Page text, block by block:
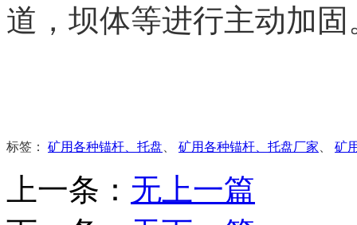
道，坝体等进行主动加固
标签： 矿用各种锚杆、托盘 矿用各种锚杆、托盘厂家 矿
上一条： 无上一篇